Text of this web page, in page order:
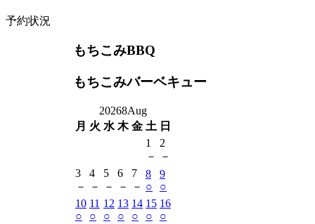
予約状況
もちこみBBQ
もちこみバーベキュー
20268Aug
月 火 水 木 金 土 日
1
－
2
－
3
－
4
－
5
－
6
－
7
－
8
○
9
○
10
○
11
○
12
○
13
○
14
○
15
○
16
○